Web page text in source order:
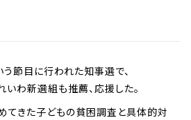
節目に行われた知事選で、
わ新選組も推薦、応援した。
てきた子どもの貧困調査と具体的対